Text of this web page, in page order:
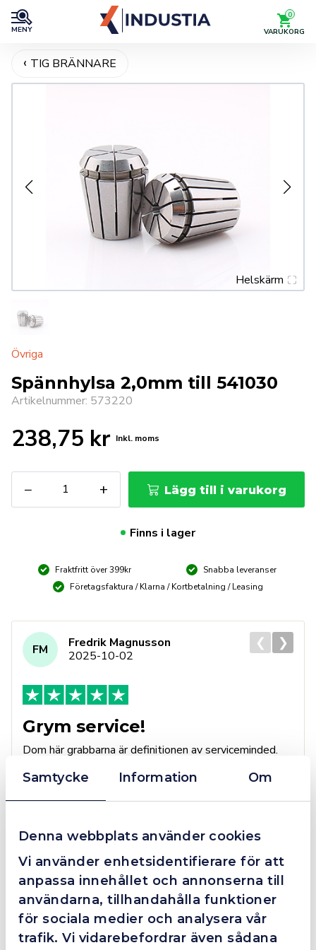
Samtycke Information Om
Denna webbplats använder cookies
Vi använder enhetsidentifierare för att
anpassa innehållet och annonserna till
användarna, tillhandahålla funktioner
för sociala medier och analysera vår
trafik. Vi vidarebefordrar även sådana
MENY
0
VARUKORG
TIG BRÄNNARE
Helskärm
Övriga
Spännhylsa 2,0mm till 541030
Artikelnummer: 573220
238,75 kr Inkl. moms
−
2,0mm
till
+ Lägg till i varukorg
Finns i lager
Fraktfritt över 399kr
Snabba leveranser
Företagsfaktura / Klarna / Kortbetalning / Leasing
4.4 10 Reviews
FM
Fredrik Magnusson
2025-10-02
Grym service!
Dom här grabbarna är definitionen av serviceminded.
så agerade dom blixtsnabbt och löste det långt över
förväntan. Hade kontakt med Alexander, som förtjänar
❮ ❯